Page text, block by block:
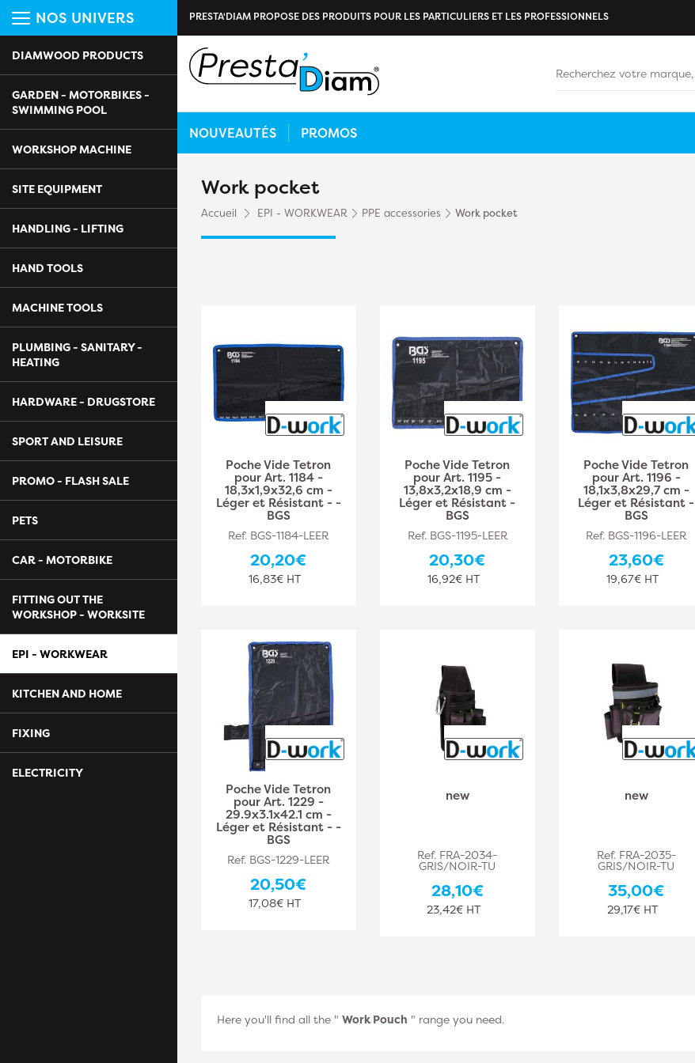
NOS UNIVERS
DIAMWOOD PRODUCTS
GARDEN - MOTORBIKES -
SWIMMING POOL
WORKSHOP MACHINE
SITE EQUIPMENT
HANDLING - LIFTING
HAND TOOLS
MACHINE TOOLS
PLUMBING - SANITARY -
HEATING
HARDWARE - DRUGSTORE
SPORT AND LEISURE
PROMO - FLASH SALE
PETS
CAR - MOTORBIKE
FITTING OUT THE
WORKSHOP - WORKSITE
EPI - WORKWEAR
KITCHEN AND HOME
FIXING
ELECTRICITY
PRESTA'DIAM PROPOSE DES PRODUITS POUR LES PARTICULIERS ET LES PROFESSIONNELS
NOUVEAUTÉS PROMOS
Work pocket
Accueil EPI - WORKWEAR PPE accessories Work pocket
Poche Vide Tetron
pour Art. 1184 -
18,3x1,9x32,6 cm -
Léger et Résistant - -
BGS
Ref. BGS-1184-LEER
20,20€
16,83€ HT
Poche Vide Tetron
pour Art. 1195 -
13,8x3,2x18,9 cm -
Léger et Résistant -
BGS
Ref. BGS-1195-LEER
20,30€
16,92€ HT
Poche Vide Tetron
pour Art. 1196 -
18,1x3,8x29,7 cm -
Léger et Résistant -
BGS
Ref. BGS-1196-LEER
23,60€
19,67€ HT
Poche Vide Tetron
pour Art. 1229 -
29.9x3.1x42.1 cm -
Léger et Résistant - -
BGS
Ref. BGS-1229-LEER
20,50€
17,08€ HT
new
Ref. FRA-2034-
GRIS/NOIR-TU
28,10€
23,42€ HT
new
Ref. FRA-2035-
GRIS/NOIR-TU
35,00€
29,17€ HT
Here you'll find all the " Work Pouch " range you need.